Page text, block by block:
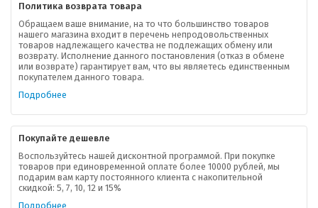
Политика возврата товара
Обращаем ваше внимание, на то что большинство товаров
нашего магазина входит в перечень непродовольственных
товаров надлежащего качества не подлежащих обмену или
возврату. Исполнение данного постановления (отказ в обмене
или возврате) гарантирует вам, что вы являетесь единственным
покупателем данного товара.
Подробнее
Покупайте дешевле
Воспользуйтесь нашей дисконтной программой. При покупке
товаров при единовременной оплате более 10000 рублей, мы
подарим вам карту постоянного клиента с накопительной
скидкой: 5, 7, 10, 12 и 15%
Подробнее
О компании
Ваша скидка
Контактная информация
В помощь покупателю